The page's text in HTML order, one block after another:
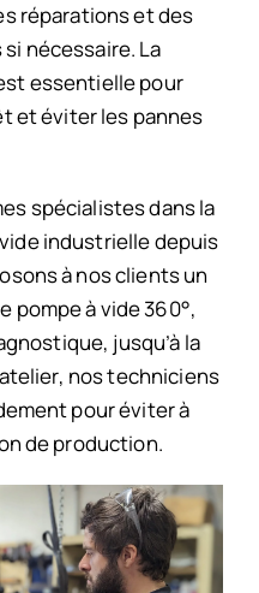
réparations et des
nécessaire. La
essentielle pour
et éviter les pannes
spécialistes dans la
industrielle depuis
à nos clients un
pompe à vide 360°,
jusqu’à la
nos techniciens
pour éviter à
de production.